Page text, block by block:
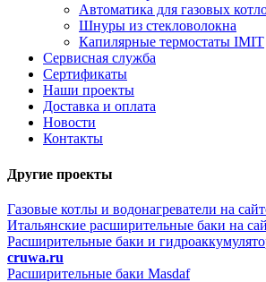
Автоматика для газовых
Шнуры из стекловолокна
Капилярные термостаты IMIT
Сервисная служба
Сертификаты
Наши проекты
Доставка и оплата
Новости
Контакты
Другие проекты
Газовые котлы и водонагреватели на
Итальянские расширительные баки на
Расширительные баки и
cruwa.ru
Расширительные баки Masdaf